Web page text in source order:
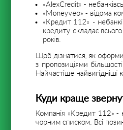
«AlexCredit» -
«Moneyveo» - відома
«Кредит 112» -
кредиту складає
років.
Щоб дізнатися, як
з пропозиціями
Найчастіше
Куди краще
Компанія «Кредит 112» -
чорним списком. Всі